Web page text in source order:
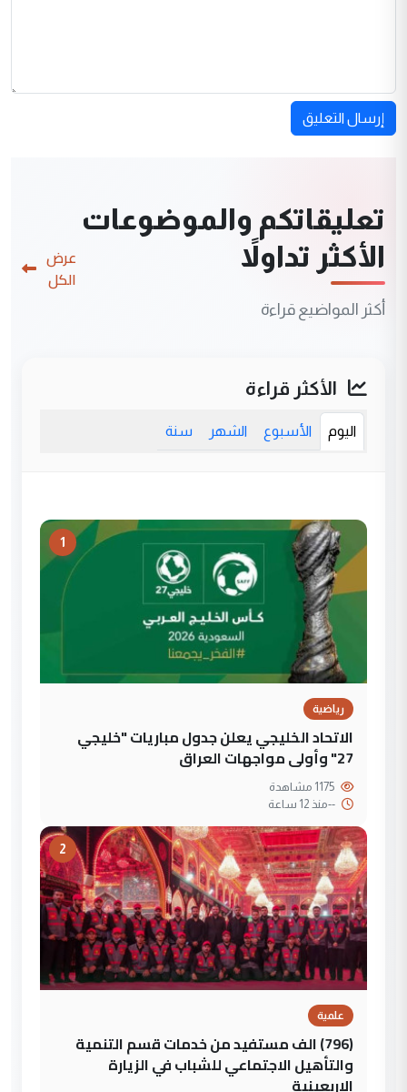
إرسال التعليق
تعليقاتكم والموضوعات
الأكثر تداولاً
أكثر المواضيع قراءة
عرض
الكل
الأكثر قراءة
اليوم الأسبوع الشهر سنة
1
رياضية
الاتحاد الخليجي يعلن جدول مباريات "خليجي
27" وأولى مواجهات العراق
--منذ 12 ساعة
2
علمية
(796) الف مستفيد من خدمات قسم التنمية
والتأهيل الاجتماعي للشباب في الزيارة
الاربعينية